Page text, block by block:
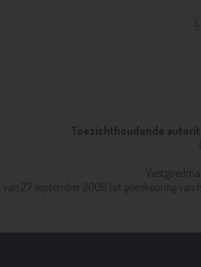
Toezichthoudende
van 27 september 2006 tot goedkeuring van